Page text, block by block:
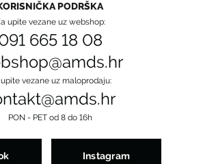
PODRŠKA
upite vezane uz webshop:
665 18 08
vezane uz maloprodaju:
PON - PET od 8 do 16h
Instagram